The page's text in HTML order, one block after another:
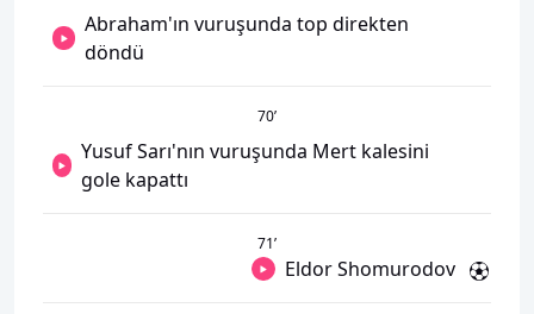
Abraham'ın vuruşunda top direkten
döndü
70’
Yusuf Sarı'nın vuruşunda Mert kalesini
gole kapattı
71’
Eldor Shomurodov